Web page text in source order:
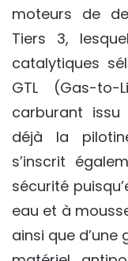
moteurs de
Tiers 3,
catalytiques
GTL (Gas-
carburant
déjà la
s’inscrit
sécurité
eau et à
ainsi que